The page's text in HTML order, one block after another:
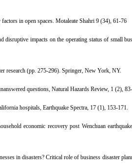
in open spaces. Motaleate Shahri 9 (34), 61-76
impacts on the operating status of small
research (pp. 275-296). Springer, New York, NY.
questions, Natural Hazards Review, 1 (2),
hospitals, Earthquake Spectra, 17 (1), 153-171.
economic recovery post Wenchuan
in disasters? Critical role of business disaster